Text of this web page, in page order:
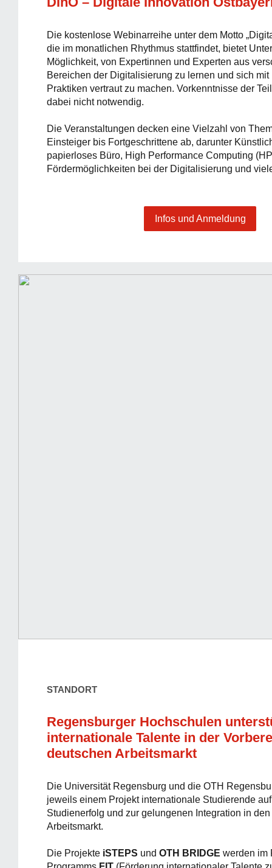
Die kostenlose Webinarreihe unter dem Motto
die im monatlichen Rhythmus stattfindet, bietet
Möglichkeit, von Expertinnen und Experten aus
Bereichen der Digitalisierung zu lernen und sich mit
Praktiken vertraut zu machen. Vorkenntnisse der
dabei nicht notwendig.
Die Veranstaltungen decken eine Vielzahl von
Einsteiger bis Fortgeschrittene ab, darunter
papierloses Büro, High Performance Computing
Fördermöglichkeiten bei der Digitalisierung und
Infos und Anmeldung
STANDORT
Regensburger Hochschulen
internationale Talente in der
deutschen Arbeitsmarkt
Die Universität Regensburg und die OTH
jeweils einem Projekt internationale Studierende
Studienerfolg und zur gelungenen Integration in
Arbeitsmarkt.
Die Projekte iSTEPS und OTH BRIDGE werden im